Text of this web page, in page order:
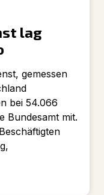
lag
gemessen
bei 54.066
Bundesamt mit.